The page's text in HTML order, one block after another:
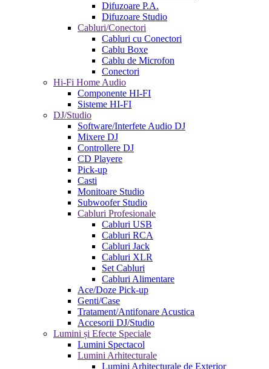
Difuzoare P.A.
Difuzoare Studio
Cabluri/Conectori
Cabluri cu Conectori
Cablu Boxe
Cablu de Microfon
Conectori
Hi-Fi Home Audio
Componente HI-FI
Sisteme HI-FI
DJ/Studio
Software/Interfete Audio DJ
Mixere DJ
Controllere DJ
CD Playere
Pick-up
Casti
Monitoare Studio
Subwoofer Studio
Cabluri Profesionale
Cabluri USB
Cabluri RCA
Cabluri Jack
Cabluri XLR
Set Cabluri
Cabluri Alimentare
Ace/Doze Pick-up
Genti/Case
Tratament/Antifonare Acustica
Accesorii DJ/Studio
Lumini și Efecte Speciale
Lumini Spectacol
Lumini Arhitecturale
Lumini Arhitecturale de Exterior